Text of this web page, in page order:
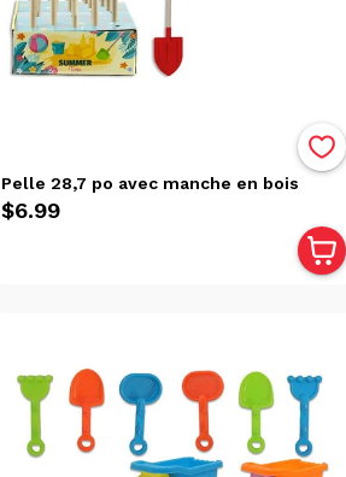
Pelle 28,7 po avec manche en bois
$6.99